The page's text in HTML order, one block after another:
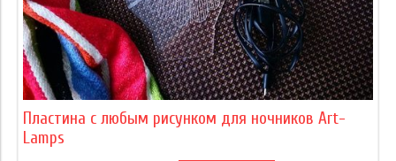
Пластина с любым рисунком для ночников Art-
Lamps